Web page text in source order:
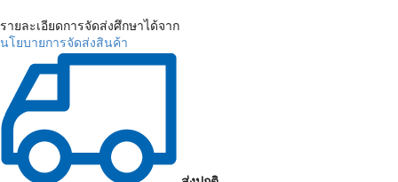
รายละเอียดการจัดส่งศึกษาได้จาก
นโยบายการจัดส่งสินค้า